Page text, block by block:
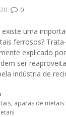
0
existe uma
ferrosos?
explicado
ser
indústria de
aparas de